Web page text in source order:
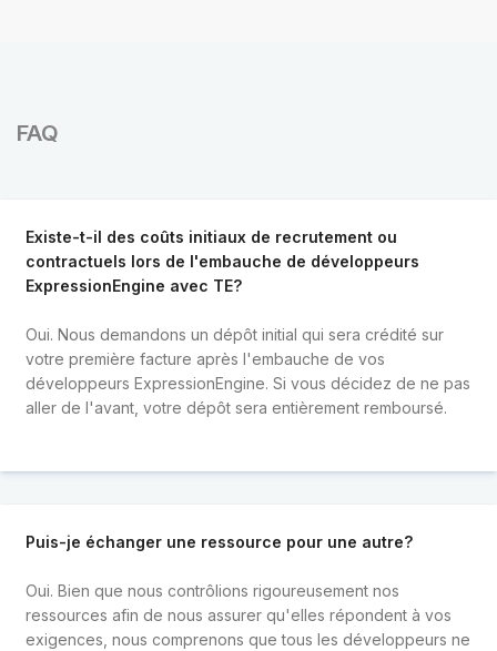
FAQ
Existe-t-il des coûts initiaux de recrutement ou
contractuels lors de l'embauche de développeurs
ExpressionEngine avec TE?
Oui. Nous demandons un dépôt initial qui sera crédité sur
votre première facture après l'embauche de vos
développeurs ExpressionEngine. Si vous décidez de ne pas
aller de l'avant, votre dépôt sera entièrement remboursé.
Puis-je échanger une ressource pour une autre?
Oui. Bien que nous contrôlions rigoureusement nos
ressources afin de nous assurer qu'elles répondent à vos
exigences, nous comprenons que tous les développeurs ne